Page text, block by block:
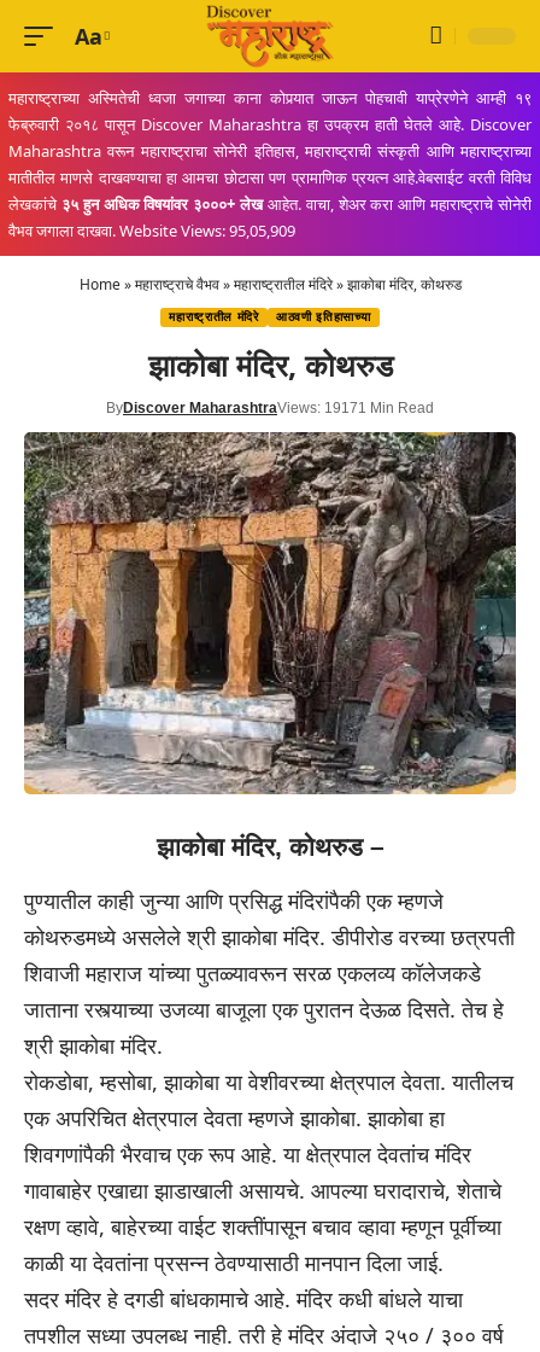
Font
Resizer
Aa
महाराष्ट्राच्या अस्मितेची ध्वजा जगाच्या काना कोपर्‍यात जाऊन पोहचावी याप्रेरणेने आम्ही १९
फेब्रुवारी २०१८ पासून Discover Maharashtra हा उपक्रम हाती घेतले आहे. Discover
Maharashtra वरून महाराष्ट्राचा सोनेरी इतिहास, महाराष्ट्राची संस्कृती आणि महाराष्ट्राच्या
मातीतील माणसे दाखवण्याचा हा आमचा छोटासा पण प्रामाणिक प्रयत्न आहे.वेबसाईट वरती विविध
लेखकांचे ३५ हुन अधिक विषयांवर ३०००+ लेखआहेत. वाचा, शेअर करा आणि महाराष्ट्राचे सोनेरी
वैभव जगाला दाखवा. Website Views: 95,05,909
Home»महाराष्ट्राचे वैभव»महाराष्ट्रातील मंदिरे»झाकोबा मंदिर, कोथरुड
महाराष्ट्रातील मंदिरे आठवणी इतिहासाच्या
झाकोबा मंदिर, कोथरुड
ByDiscover MaharashtraViews: 19171 Min Read
झाकोबा मंदिर, कोथरुड –
पुण्यातील काही जुन्या आणि प्रसिद्ध मंदिरांपैकी एक म्हणजे
कोथरुडमध्ये असलेले श्री झाकोबा मंदिर. डीपीरोड वरच्या छत्रपती
शिवाजी महाराज यांच्या पुतळ्यावरून सरळ एकलव्य कॉलेजकडे
जाताना रस्त्याच्या उजव्या बाजूला एक पुरातन देऊळ दिसते. तेच हे
श्री झाकोबा मंदिर.
रोकडोबा, म्हसोबा, झाकोबा या वेशीवरच्या क्षेत्रपाल देवता. यातीलच
एक अपरिचित क्षेत्रपाल देवता म्हणजे झाकोबा. झाकोबा हा
शिवगणांपैकी भैरवाच एक रूप आहे. या क्षेत्रपाल देवतांच मंदिर
गावाबाहेर एखाद्या झाडाखाली असायचे. आपल्या घरादाराचे, शेताचे
रक्षण व्हावे, बाहेरच्या वाईट शक्तींपासून बचाव व्हावा म्हणून पूर्वीच्या
काळी या देवतांना प्रसन्न ठेवण्यासाठी मानपान दिला जाई.
सदर मंदिर हे दगडी बांधकामाचे आहे. मंदिर कधी बांधले याचा
तपशील सध्या उपलब्ध नाही. तरी हे मंदिर अंदाजे २५० / ३०० वर्ष